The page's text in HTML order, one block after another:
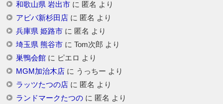
和歌山県 岩出市に 匿名 より
アビバ新杉田店に 匿名 より
兵庫県 姫路市に 匿名 より
埼玉県 熊谷市に Tom次郎 より
巣鴨会館に ピエロ より
MGM加治木店に うっちー より
ラッツたつの店に 匿名 より
ランドマークたつのに 匿名 より